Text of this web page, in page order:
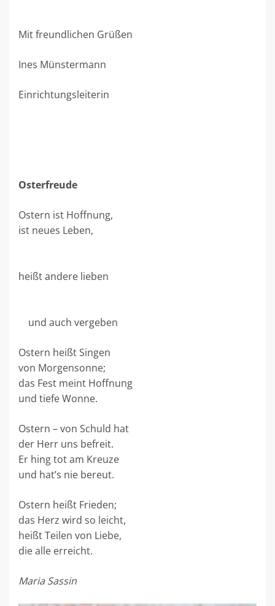
Mit freundlichen Grüßen
Ines Münstermann
Einrichtungsleiterin
Osterfreude
Ostern ist Hoffnung,
ist neues Leben,
heißt andere lieben
und auch vergeben
Ostern heißt Singen
von Morgensonne;
das Fest meint Hoffnung
und tiefe Wonne.
Ostern – von Schuld hat
der Herr uns befreit.
Er hing tot am Kreuze
und hat’s nie bereut.
Ostern heißt Frieden;
das Herz wird so leicht,
heißt Teilen von Liebe,
die alle erreicht.
Maria Sassin